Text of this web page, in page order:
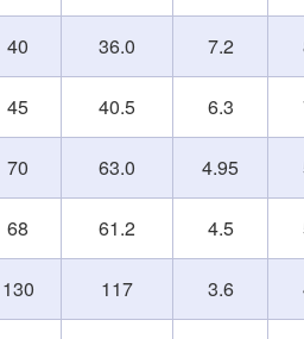
40 36.0 7.2
45 40.5 6.3
70 63.0 4.95
68 61.2 4.5
130 117 3.6